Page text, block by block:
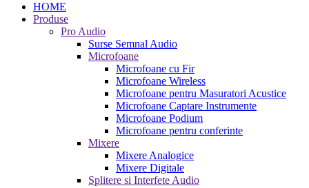
HOME
Produse
Pro Audio
Surse Semnal Audio
Microfoane
Microfoane cu Fir
Microfoane Wireless
Microfoane pentru Masuratori Acustice
Microfoane Captare Instrumente
Microfoane Podium
Microfoane pentru conferinte
Mixere
Mixere Analogice
Mixere Digitale
Splitere si Interfete Audio